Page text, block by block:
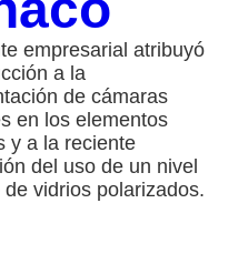
empresarial atribuyó
a la
de cámaras
en los elementos
y a la reciente
del uso de un nivel
de vidrios polarizados.